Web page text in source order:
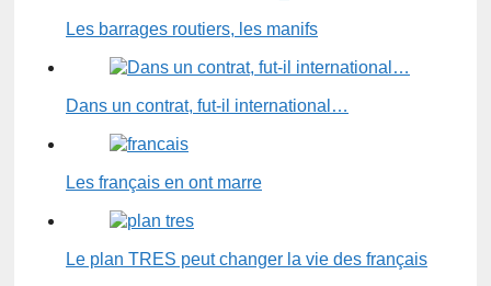
Les barrages routiers, les manifs
Dans un contrat, fut-il international…
Les français en ont marre
Le plan TRES peut changer la vie des français